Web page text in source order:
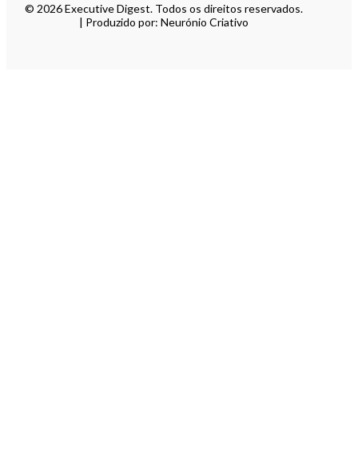
© 2026 Executive Digest. Todos os direitos reservados.
| Produzido por: Neurónio Criativo